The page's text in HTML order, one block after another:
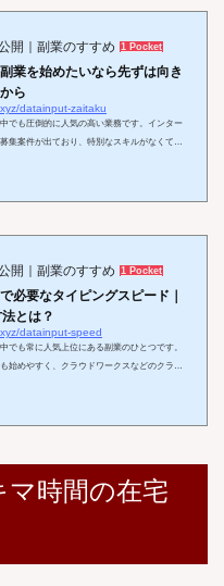
開｜副業のすすめ 1 Pocket
業を始めたいなら先ずは向き
ら
datainput-zaitaku
でも圧倒的に人気の高い業務です。インター
集案件が出ており、特別なスキルがなくても
作業に疲れてしまい、思ったよりも長続きし
開｜副業のすすめ 1 Pocket
必要なタイピングスピード｜
とは？
datainput-speed
でも常に人気上位にある副業のひとつです。
始めやすく、クラウドワークスなどのクラウ
マ時間の在宅